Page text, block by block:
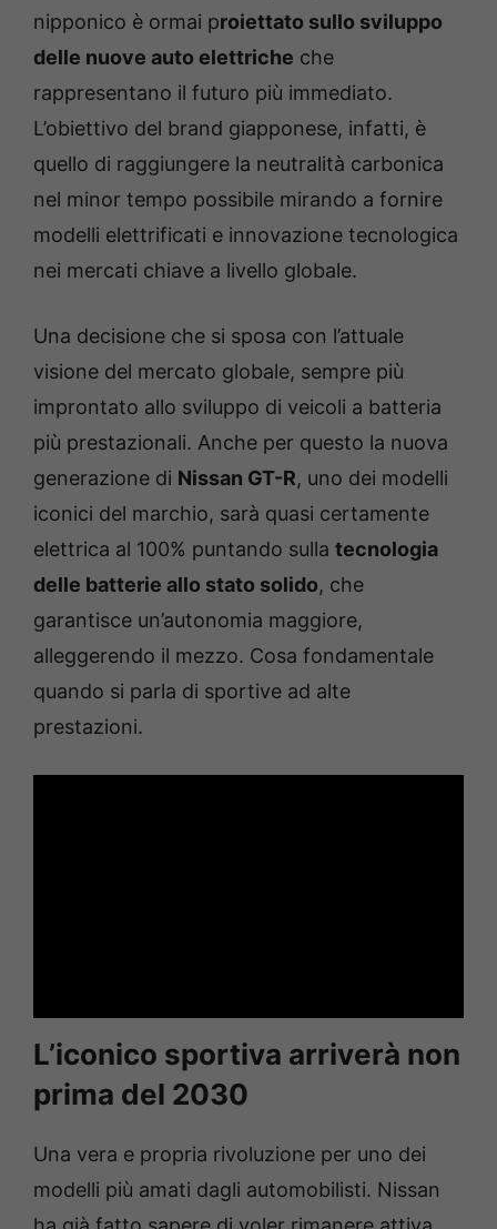
nipponico è ormai proiettato sullo sviluppo
delle nuove auto elettriche che
rappresentano il futuro più immediato.
L’obiettivo del brand giapponese, infatti, è
quello di raggiungere la neutralità carbonica
nel minor tempo possibile mirando a fornire
modelli elettrificati e innovazione tecnologica
nei mercati chiave a livello globale.
Una decisione che si sposa con l’attuale
visione del mercato globale, sempre più
improntato allo sviluppo di veicoli a batteria
più prestazionali. Anche per questo la nuova
generazione di Nissan GT-R, uno dei modelli
iconici del marchio, sarà quasi certamente
elettrica al 100% puntando sulla tecnologia
delle batterie allo stato solido, che
garantisce un’autonomia maggiore,
alleggerendo il mezzo. Cosa fondamentale
quando si parla di sportive ad alte
prestazioni.
L’iconico sportiva arriverà non
prima del 2030
Una vera e propria rivoluzione per uno dei
modelli più amati dagli automobilisti. Nissan